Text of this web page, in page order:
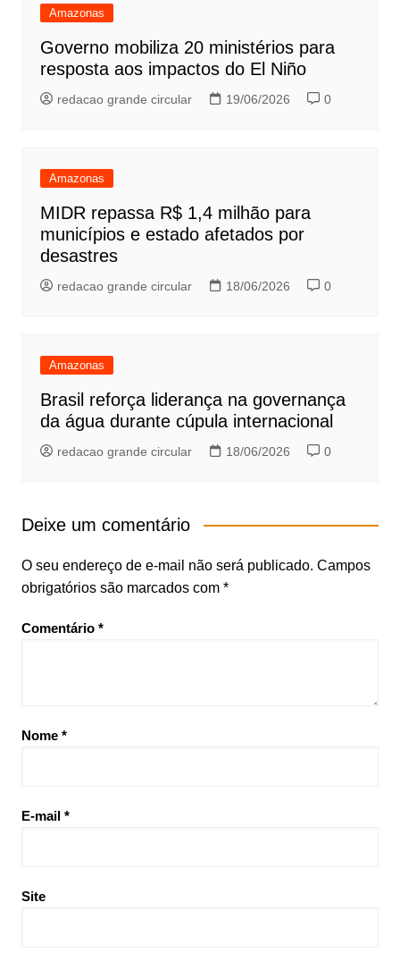
Amazonas
Governo mobiliza 20 ministérios para
resposta aos impactos do El Niño
redacao grande circular 19/06/2026 0
Amazonas
MIDR repassa R$ 1,4 milhão para
municípios e estado afetados por
desastres
redacao grande circular 18/06/2026 0
Amazonas
Brasil reforça liderança na governança
da água durante cúpula internacional
redacao grande circular 18/06/2026 0
Deixe um comentário
O seu endereço de e-mail não será publicado. Campos
obrigatórios são marcados com *
Comentário *
Nome *
E-mail *
Site